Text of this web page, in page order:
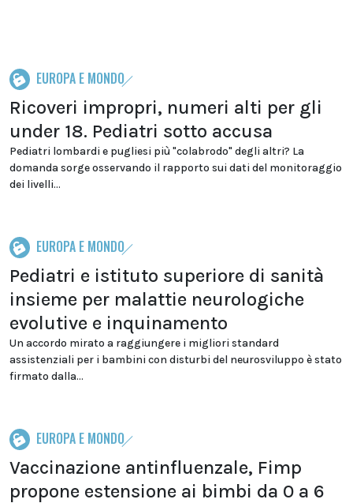
EUROPA E MONDO
Ricoveri impropri, numeri alti per gli
under 18. Pediatri sotto accusa
Pediatri lombardi e pugliesi più "colabrodo" degli altri? La
domanda sorge osservando il rapporto sui dati del monitoraggio
dei livelli...
EUROPA E MONDO
Pediatri e istituto superiore di sanità
insieme per malattie neurologiche
evolutive e inquinamento
Un accordo mirato a raggiungere i migliori standard
assistenziali per i bambini con disturbi del neurosviluppo è stato
firmato dalla...
EUROPA E MONDO
Vaccinazione antinfluenzale, Fimp
propone estensione ai bimbi da 0 a 6